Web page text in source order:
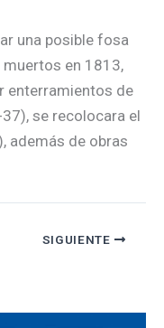
una posible fosa
en 1813,
enterramientos de
se recolocara el
además de obras
SIGUIENTE